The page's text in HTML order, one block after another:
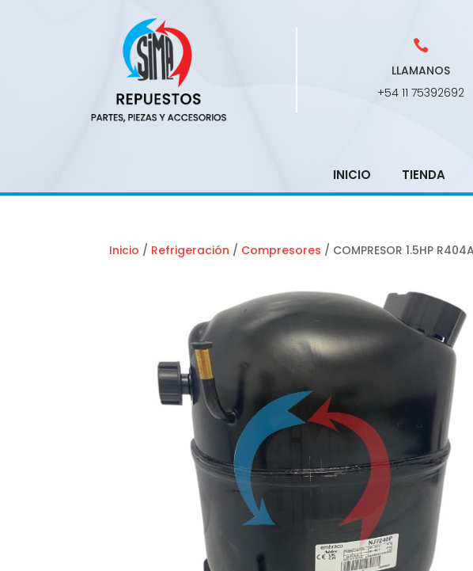
LLAMANOS
+54 11 75392692
INICIO TIENDA
Inicio / Refrigeración / Compresores / COMPRESOR 1.5HP